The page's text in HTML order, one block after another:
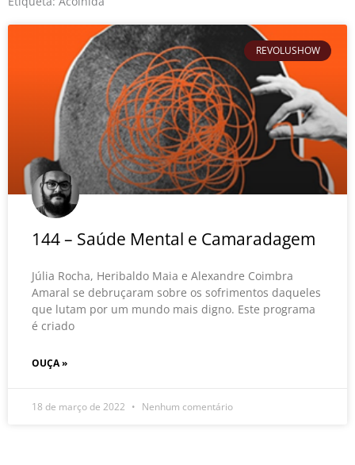
REVOLUSHOW
144 – Saúde Mental e Camaradagem
Júlia Rocha, Heribaldo Maia e Alexandre Coimbra
Amaral se debruçaram sobre os sofrimentos daqueles
que lutam por um mundo mais digno. Este programa
é criado
OUÇA »
18 de março de 2022 Nenhum comentário